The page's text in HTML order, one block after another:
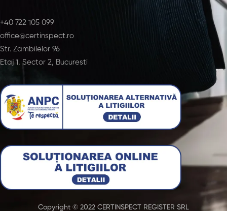
+40 722 105 099
office@certinspect.ro
Str. Zambilelor 96
Etaj 1, Sector 2, Bucuresti
Copyright © 2022 CERTINSPECT REGISTER SRL